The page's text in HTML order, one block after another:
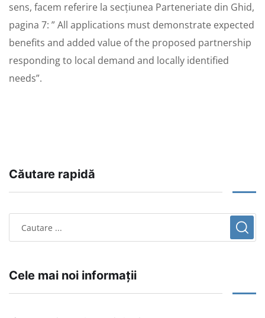
sens, facem referire la secțiunea Parteneriate din Ghid,
pagina 7: ” All applications must demonstrate expected
benefits and added value of the proposed partnership
responding to local demand and locally identified
needs”.
Căutare rapidă
Cele mai noi informații